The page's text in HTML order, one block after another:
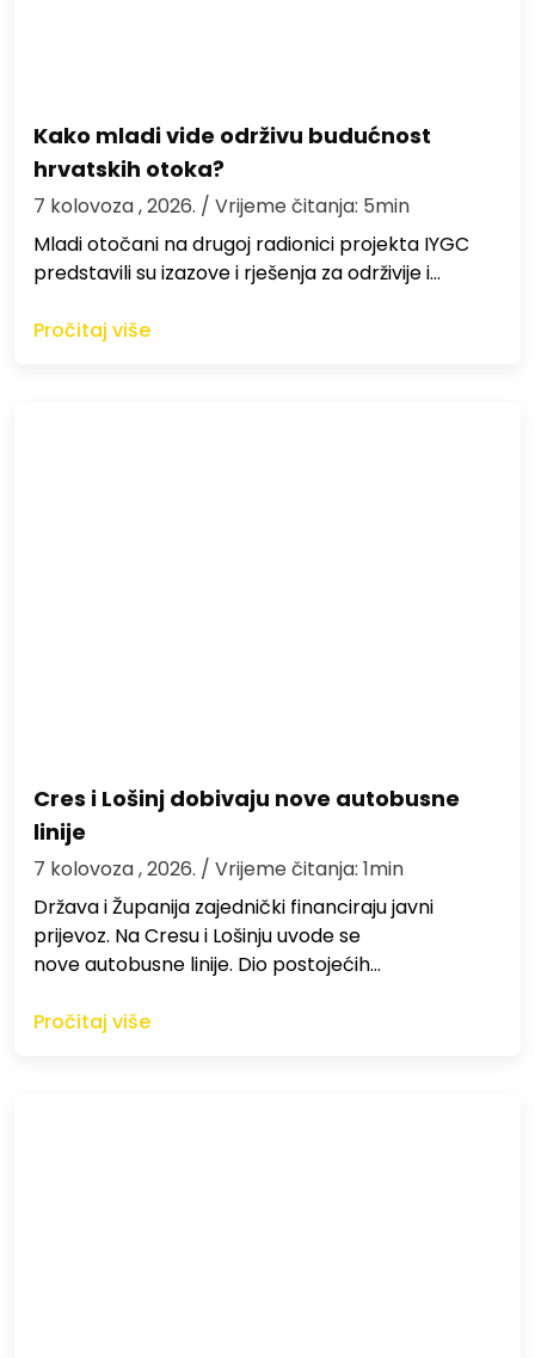
Kako mladi vide održivu budućnost
hrvatskih otoka?
7 kolovoza , 2026. / Vrijeme čitanja: 5min
Mladi otočani na drugoj radionici projekta IYGC
predstavili su izazove i rješenja za održivije i…
Pročitaj više
Cres i Lošinj dobivaju nove autobusne
linije
7 kolovoza , 2026. / Vrijeme čitanja: 1min
Država i Županija zajednički financiraju javni
prijevoz. Na Cresu i Lošinju uvode se
nove autobusne linije. Dio postojećih…
Pročitaj više